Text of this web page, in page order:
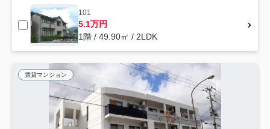
101
5.1万円
1階 / 49.90㎡ / 2LDK
賃貸マンション